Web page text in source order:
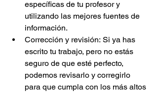
específicas de tu profesor y
utilizando las mejores fuentes de
información.
Corrección y revisión: Si ya has
escrito tu trabajo, pero no estás
seguro de que esté perfecto,
podemos revisarlo y corregirlo
para que cumpla con los más altos